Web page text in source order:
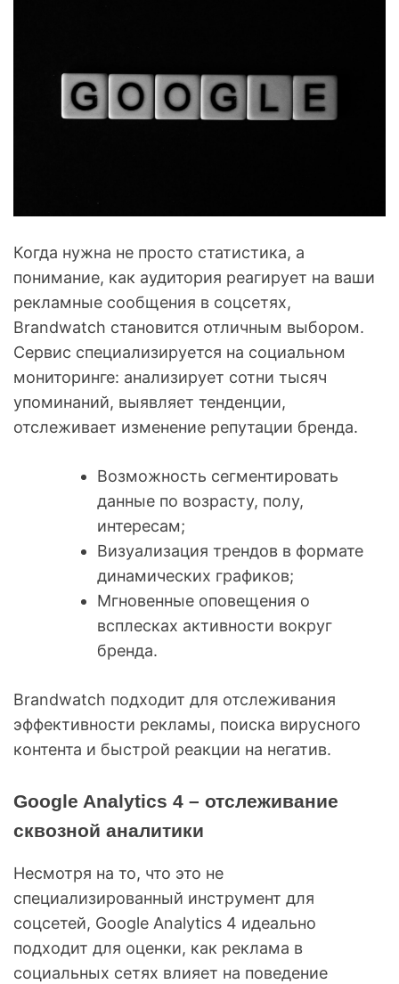
Когда нужна не просто статистика, а
понимание, как аудитория реагирует на ваши
рекламные сообщения в соцсетях,
Brandwatch становится отличным выбором.
Сервис специализируется на социальном
мониторинге: анализирует сотни тысяч
упоминаний, выявляет тенденции,
отслеживает изменение репутации бренда.
Возможность сегментировать
данные по возрасту, полу,
интересам;
Визуализация трендов в формате
динамических графиков;
Мгновенные оповещения о
всплесках активности вокруг
бренда.
Brandwatch подходит для отслеживания
эффективности рекламы, поиска вирусного
контента и быстрой реакции на негатив.
Google Analytics 4 – отслеживание
сквозной аналитики
Несмотря на то, что это не
специализированный инструмент для
соцсетей, Google Analytics 4 идеально
подходит для оценки, как реклама в
социальных сетях влияет на поведение